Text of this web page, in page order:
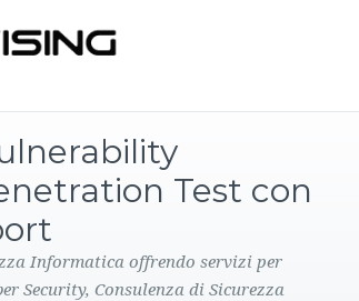
Test con
Informatica offrendo servizi per
Security, Consulenza di Sicurezza